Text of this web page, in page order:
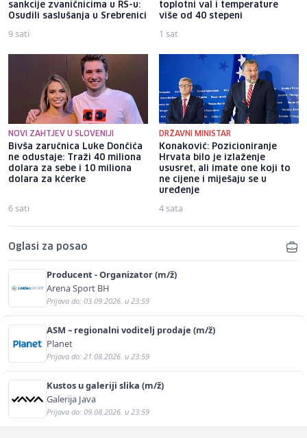
sankcije zvaničnicima u RS-u:
Osudili saslušanja u Srebrenici
9 sati
toplotni val i temperature
više od 40 stepeni
1 sat
NOVI ZAHTJEV U SLOVENIJI
Bivša zaručnica Luke Dončića
ne odustaje: Traži 40 miliona
dolara za sebe i 10 miliona
dolara za kćerke
6 sati
DRŽAVNI MINISTAR
Konaković: Pozicioniranje
Hrvata bilo je izlaženje
ususret, ali imate one koji to
ne cijene i miješaju se u
uređenje
4 sata
Oglasi za posao
Producent - Organizator (m/ž)
Arena Sport BH
Prijava do: 03.09.2026. u 23:59
ASM – regionalni voditelj prodaje (m/ž)
Planet
Prijava do: 21.08.2026. u 23:59
Kustos u galeriji slika (m/ž)
Galerija Java
Prijava do: 09.08.2026. u 23:59